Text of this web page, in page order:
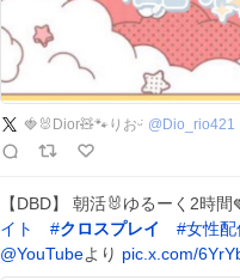
🍓🐰Dior🧸🐾りおᵕ̈ @ Dio_rio421
【DBD】 朝活🐰ゆるーく2時
イト
#クロスプレイ #女性配
@YouTubeより pic.x.com/